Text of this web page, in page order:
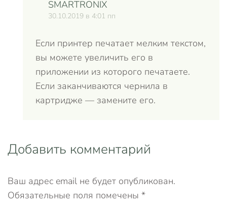
SMARTRONIX
30.10.2019 в 4:01 пп
Если принтер печатает мелким текстом,
вы можете увеличить его в
приложении из которого печатаете.
Если заканчиваются чернила в
картридже — замените его.
Добавить комментарий
Ваш адрес email не будет опубликован.
Обязательные поля помечены *